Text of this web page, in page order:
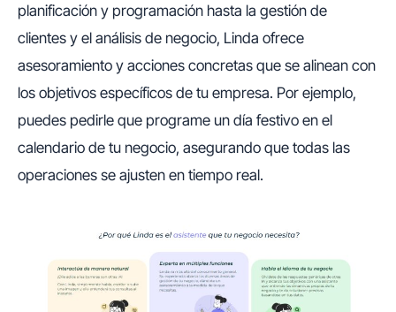
planificación y programación hasta la gestión de
clientes y el análisis de negocio, Linda ofrece
asesoramiento y acciones concretas que se alinean con
los objetivos específicos de tu empresa. Por ejemplo,
puedes pedirle que programe un día festivo en el
calendario de tu negocio, asegurando que todas las
operaciones se ajusten en tiempo real.